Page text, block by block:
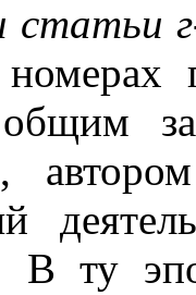
статьи
В ту